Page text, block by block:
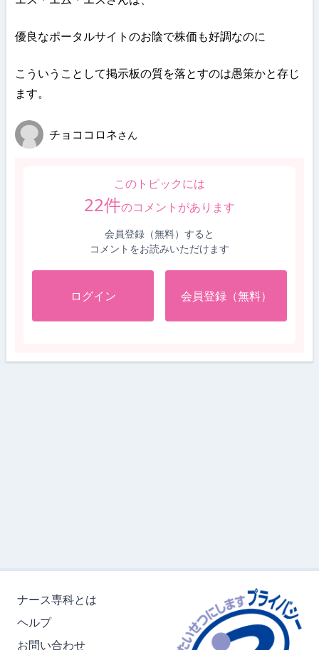
優良なポータルサイトのお陰で株価も好調なのに
こういうことして掲示板の質を落とすのは愚策かと存じ
ます。
チョココロネさん
このトピックには
22件のコメントがあります
会員登録（無料）すると
コメントをお読みいただけます
ログイン 会員登録（無料）
ナース専科とは
ヘルプ
お問い合わせ